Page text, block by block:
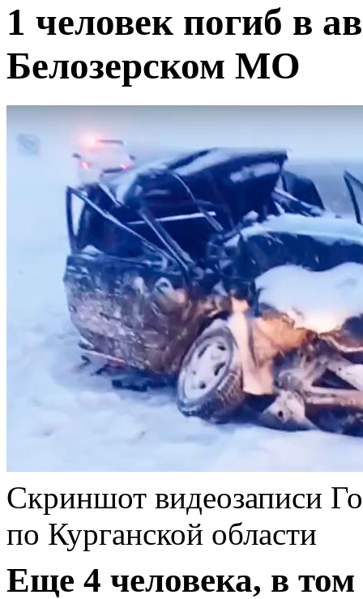
1 человек погиб в
Белозерском МО
Скриншот видеозаписи
по Курганской области
Еще 4 человека, в том